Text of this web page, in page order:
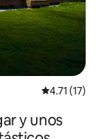
Calificación
4.71 (17)
y unos